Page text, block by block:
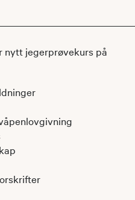
nytt jegerprøvekurs på
og holdninger
våpenlovgivning
og forskrifter